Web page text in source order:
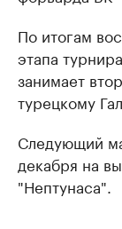
По итогам
этапа
занимает
турецкому
Следующий
декабря на
"Нептунаса".